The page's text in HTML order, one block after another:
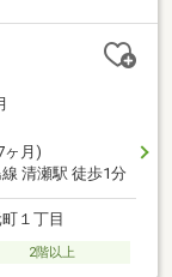
ヶ月)
清瀬駅 徒歩1分
１丁目
2階以上